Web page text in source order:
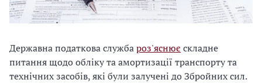
Державна податкова службароз'яснює складне
питання щодо обліку та амортизації транспорту та
технічних засобів, які були залучені до Збройних сил.